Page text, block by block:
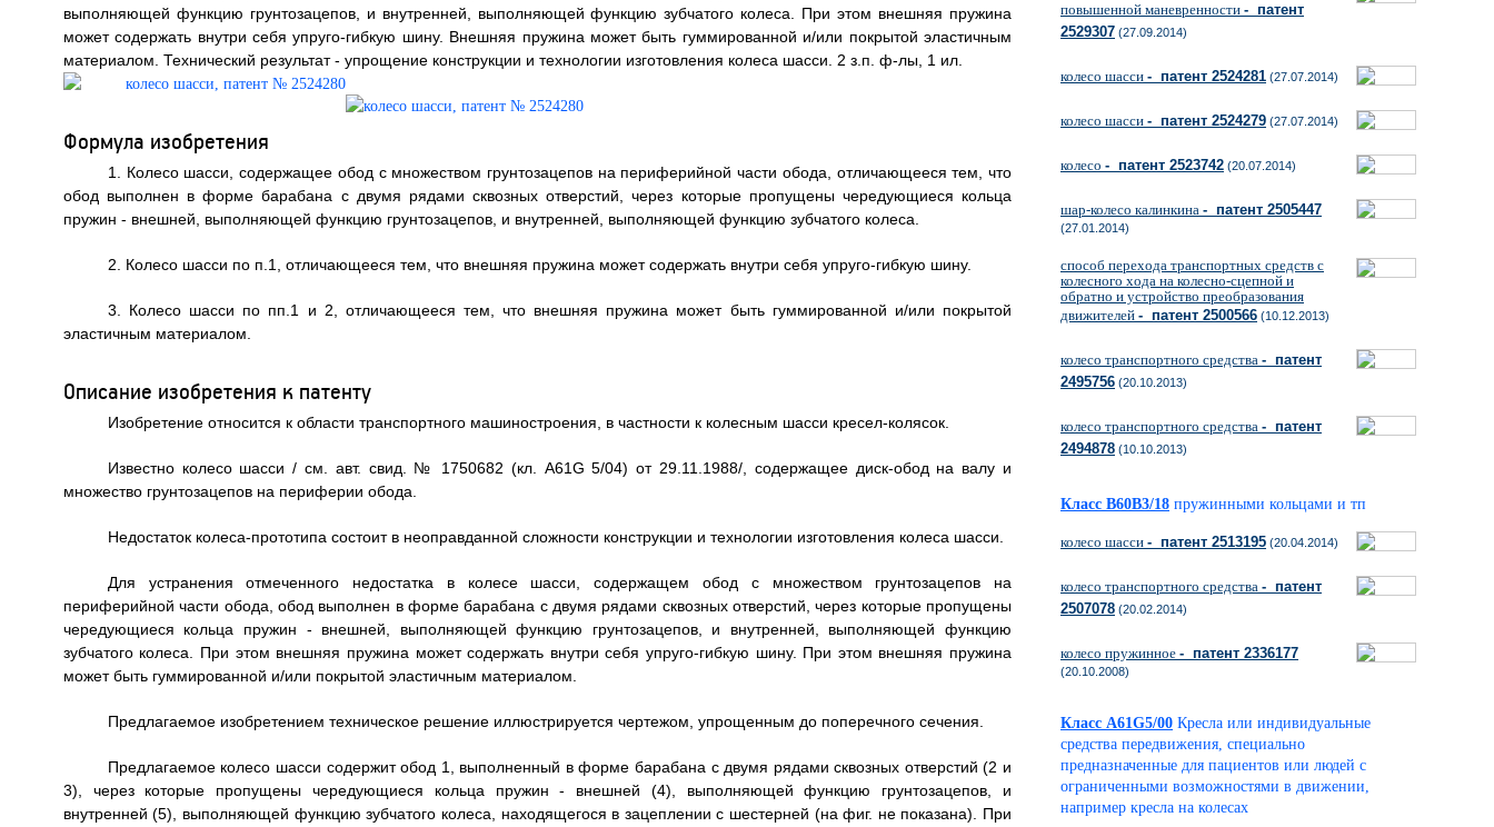
выполняющей функцию грунтозацепов, и внутренней, выполняющей функцию зубчатого колеса. При этом внешняя пружина
может содержать внутри себя упруго-гибкую шину. Внешняя пружина может быть гуммированной и/или покрытой эластичным
материалом. Технический результат - упрощение конструкции и технологии изготовления колеса шасси. 2 з.п. ф-лы, 1 ил.
Формула изобретения
1. Колесо шасси, содержащее обод с множеством грунтозацепов на периферийной части обода, отличающееся тем, что
обод выполнен в форме барабана с двумя рядами сквозных отверстий, через которые пропущены чередующиеся кольца
пружин - внешней, выполняющей функцию грунтозацепов, и внутренней, выполняющей функцию зубчатого колеса.
2. Колесо шасси по п.1, отличающееся тем, что внешняя пружина может содержать внутри себя упруго-гибкую шину.
3. Колесо шасси по пп.1 и 2, отличающееся тем, что внешняя пружина может быть гуммированной и/или покрытой
эластичным материалом.
Описание изобретения к патенту
Изобретение относится к области транспортного машиностроения, в частности к колесным шасси кресел-колясок.
Известно колесо шасси / см. авт. свид. № 1750682 (кл. A61G 5/04) от 29.11.1988/, содержащее диск-обод на валу и
множество грунтозацепов на периферии обода.
Недостаток колеса-прототипа состоит в неоправданной сложности конструкции и технологии изготовления колеса шасси.
Для устранения отмеченного недостатка в колесе шасси, содержащем обод с множеством грунтозацепов на
периферийной части обода, обод выполнен в форме барабана с двумя рядами сквозных отверстий, через которые пропущены
чередующиеся кольца пружин - внешней, выполняющей функцию грунтозацепов, и внутренней, выполняющей функцию
зубчатого колеса. При этом внешняя пружина может содержать внутри себя упруго-гибкую шину. При этом внешняя пружина
может быть гуммированной и/или покрытой эластичным материалом.
Предлагаемое изобретением техническое решение иллюстрируется чертежом, упрощенным до поперечного сечения.
Предлагаемое колесо шасси содержит обод 1, выполненный в форме барабана с двумя рядами сквозных отверстий (2 и
3), через которые пропущены чередующиеся кольца пружин - внешней (4), выполняющей функцию грунтозацепов, и
внутренней (5), выполняющей функцию зубчатого колеса, находящегося в зацеплении с шестерней (на фиг. не показана). При
повышенной маневренности - патент
2529307 (27.09.2014)
колесо шасси - патент 2524281 (27.07.2014)
колесо шасси - патент 2524279 (27.07.2014)
колесо - патент 2523742 (20.07.2014)
шар-колесо калинкина - патент 2505447
(27.01.2014)
способ перехода транспортных средств с
колесного хода на колесно-сцепной и
обратно и устройство преобразования
движителей - патент 2500566 (10.12.2013)
колесо транспортного средства - патент
2495756 (20.10.2013)
колесо транспортного средства - патент
2494878 (10.10.2013)
Класс B60B3/18 пружинными кольцами и тп
колесо шасси - патент 2513195 (20.04.2014)
колесо транспортного средства - патент
2507078 (20.02.2014)
колесо пружинное - патент 2336177
(20.10.2008)
Класс A61G5/00 Кресла или индивидуальные
средства передвижения, специально
предназначенные для пациентов или людей с
ограниченными возможностями в движении,
например кресла на колесах